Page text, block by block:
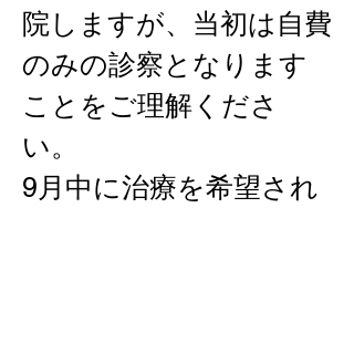
院しますが、当初は自費
のみの診察となります
ことをご理解くださ
い。
9月中に治療を希望され